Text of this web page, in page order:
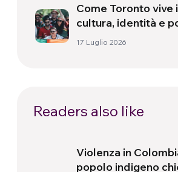
Come Toronto vive
cultura, identità e
il campo
17 Luglio 2026
Readers also like
Violenza in
popolo indigeno